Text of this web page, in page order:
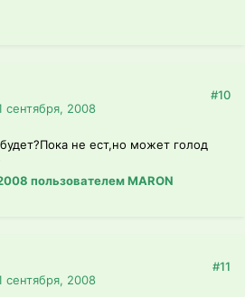
сентября, 2008
#10
не ест,но может голод
пользователем MARON
сентября, 2008
#11